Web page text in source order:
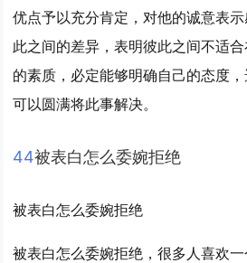
优点予以充分肯定，对他的诚意表
此之间的差异，表明彼此之间不适
的素质，必定能够明确自己的态度
可以圆满将此事解决。
44被表白怎么委婉拒绝
被表白怎么委婉拒绝
被表白怎么委婉拒绝，很多人喜欢